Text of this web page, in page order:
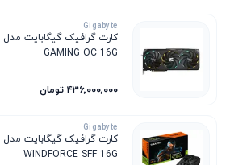
Gigabyte
GAMING OC 16G
۴۳۶٬۰۰۰٬۰۰۰ تومان
Gigabyte
WINDFORCE SFF 16G